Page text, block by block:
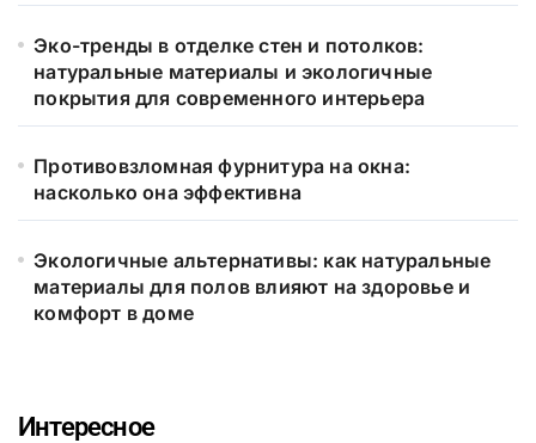
Эко-тренды в отделке стен и потолков:
натуральные материалы и экологичные
покрытия для современного интерьера
Противовзломная фурнитура на окна:
насколько она эффективна
Экологичные альтернативы: как натуральные
материалы для полов влияют на здоровье и
комфорт в доме
Интересное